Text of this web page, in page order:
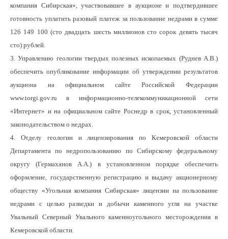
компания Сибирская», участвовавшее в аукционе и подтвердившее
готовность уплатить разовый платеж за пользование недрами в сумме
126 149 100 (сто двадцать шесть миллионов сто сорок девять тысяч
сто) рублей.
3. Управлению геологии твердых полезных ископаемых (Руднев А.В.)
обеспечить опубликование информации об утверждении результатов
аукциона на официальном сайте Российской Федерации
www.torgi.gov.ru в информационно-телекоммуникационной сети
«Интернет» и на официальном сайте Роснедр в срок, установленный
законодательством о недрах.
4. Отделу геологии и лицензирования по Кемеровской области
Департамента по недропользованию по Сибирскому федеральному
округу (Гермаханов А.А.) в установленном порядке обеспечить
оформление, государственную регистрацию и выдачу акционерному
обществу «Угольная компания Сибирская» лицензии на пользование
недрами с целью разведки и добычи каменного угля на участке
Увальный Северный Увального каменноугольного месторождения в
Кемеровской области.